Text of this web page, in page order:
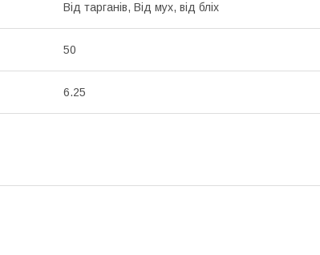
Від тарганів, Від мух, від бліх
50
6.25